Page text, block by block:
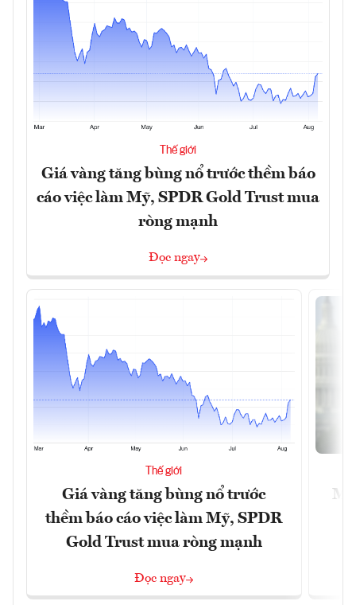
Thế giới
Giá vàng tăng bùng nổ trước thềm báo
cáo việc làm Mỹ, SPDR Gold Trust mua
ròng mạnh
Đọc ngay
Thế giới
Giá vàng tăng bùng nổ trước
thềm báo cáo việc làm Mỹ, SPDR
Gold Trust mua ròng mạnh
Đọc ngay